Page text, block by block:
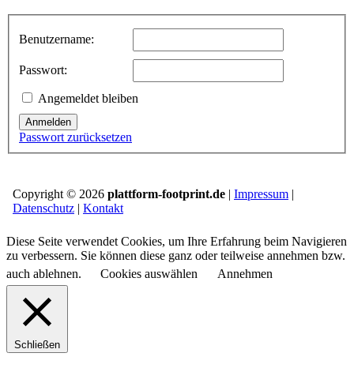
Benutzername:
Passwort:
Angemeldet bleiben
Anmelden
Passwort zurücksetzen
Copyright © 2026 plattform-footprint.de | Impressum |
Datenschutz | Kontakt
Diese Seite verwendet Cookies, um Ihre Erfahrung beim Navigieren
zu verbessern. Sie können diese ganz oder teilweise annehmen bzw.
auch ablehnen.
Cookies auswählen Annehmen
Schließen